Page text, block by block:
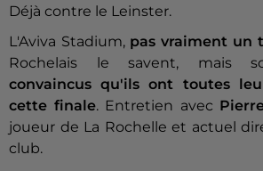
Déjà contre le Leinster.
L'Aviva Stadium, pas vraiment un
Rochelais le savent, mais
convaincus qu'ils ont toutes
cette finale. Entretien avec
joueur de La Rochelle et actuel
club.